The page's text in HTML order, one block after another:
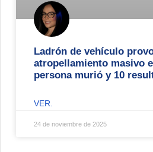
Ladrón de vehículo
atropellamiento masivo
persona murió y 10
VER.
24 de noviembre de 2025